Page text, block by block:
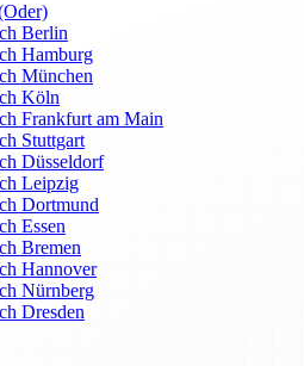
Berlin
Hamburg
München
Köln
Frankfurt am Main
Stuttgart
Düsseldorf
Leipzig
Dortmund
Essen
Bremen
Hannover
Nürnberg
Dresden